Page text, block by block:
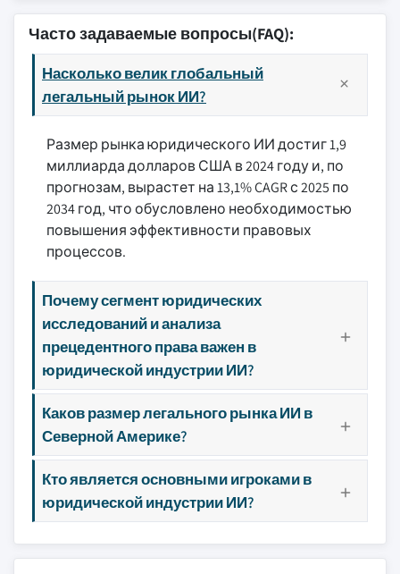
Часто задаваемые вопросы(FAQ):
Насколько велик глобальный
легальный рынок ИИ?
Размер рынка юридического ИИ достиг 1,9
миллиарда долларов США в 2024 году и, по
прогнозам, вырастет на 13,1% CAGR с 2025 по
2034 год, что обусловлено необходимостью
повышения эффективности правовых
процессов.
Почему сегмент юридических
исследований и анализа
прецедентного права важен в
юридической индустрии ИИ?
Каков размер легального рынка ИИ в
Северной Америке?
Кто является основными игроками в
юридической индустрии ИИ?